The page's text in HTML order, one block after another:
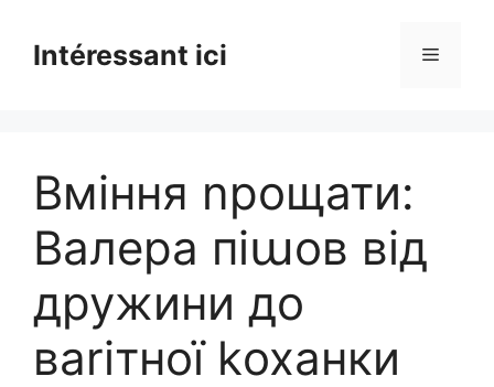
contentIntéressant ici Menu
Вміння nрощати:
Валера піաов від
дружини до
ваrітної kоханки